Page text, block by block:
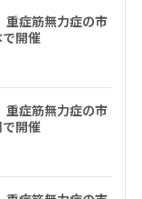
症筋無力症の市
開催
症筋無力症の市
開催